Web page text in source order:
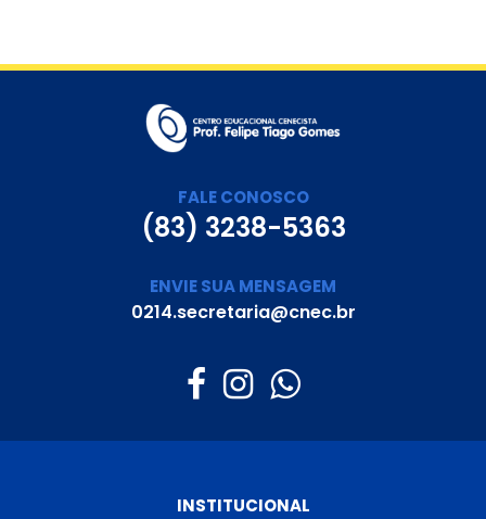
FALE CONOSCO
(83) 3238-5363
ENVIE SUA MENSAGEM
0214.secretaria@cnec.br
INSTITUCIONAL